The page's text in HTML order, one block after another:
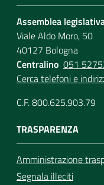
Per i cittadini
Assemblea
Viale Aldo Moro, 50
40127 Bologna
Centralino 051
Cerca telefoni e
C.F. 800.625.903.79
TRASPARENZA
Amministrazione
Segnala illeciti